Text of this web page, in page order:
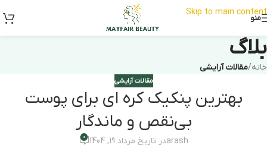
Skip to main content
منو
بلاگ
خانه/مقالات آرایشی
مقالات آرایشی
بهترین پنکیک کره ای برای پوست
بی‌نقص و ماندگار
arashدر تاریخ مرداد 19, 1404 0